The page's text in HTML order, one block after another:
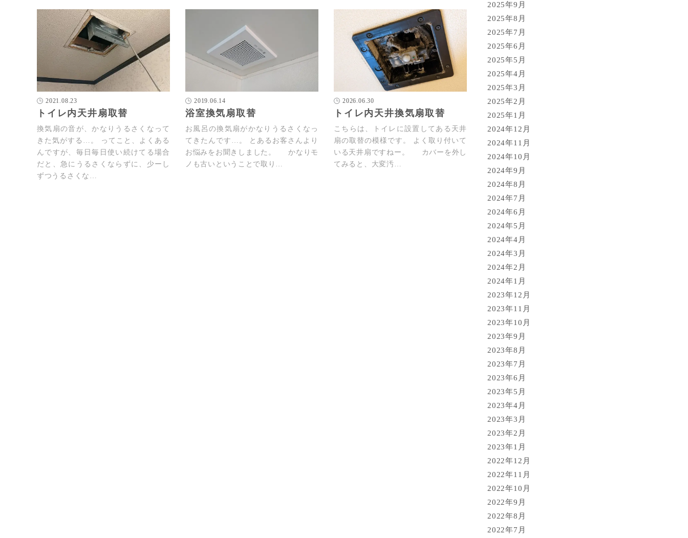
2021.08.23
トイレ内天井扇取替
換気扇の音が、かなりうるさくなって
きた気がする…。 ってこと、よくある
んですが、毎日毎日使い続けてる場合
だと、急にうるさくならずに、少ーし
ずつうるさくな…
2019.06.14
浴室換気扇取替
お風呂の換気扇がかなりうるさくなっ
てきたんです…。 とあるお客さんより
お悩みをお聞きしました。 かなりモ
ノも古いということで取り…
2026.06.30
トイレ内天井換気扇取替
こちらは、トイレに設置してある天井
扇の取替の模様です。 よく取り付いて
いる天井扇ですねー。 カバーを外し
てみると、大変汚…
2025年9月
2025年8月
2025年7月
2025年6月
2025年5月
2025年4月
2025年3月
2025年2月
2025年1月
2024年12月
2024年11月
2024年10月
2024年9月
2024年8月
2024年7月
2024年6月
2024年5月
2024年4月
2024年3月
2024年2月
2024年1月
2023年12月
2023年11月
2023年10月
2023年9月
2023年8月
2023年7月
2023年6月
2023年5月
2023年4月
2023年3月
2023年2月
2023年1月
2022年12月
2022年11月
2022年10月
2022年9月
2022年8月
2022年7月